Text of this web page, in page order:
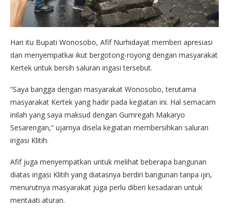
Hari itu Bupati Wonosobo, Afif Nurhidayat memberi apresiasi
dan menyempatkai ikut bergotong-royong dengan masyarakat
Kertek untuk bersih saluran irigasi tersebut.
“Saya bangga dengan masyarakat Wonosobo, terutama
masyarakat Kertek yang hadir pada kegiatan ini. Hal semacam
inilah yang saya maksud dengan Gumregah Makaryo
Sesarengan,” ujarnya disela kegiatan membersihkan saluran
irigasi Klitih.
Afif juga menyempatkan untuk melihat beberapa bangunan
diatas irigasi Klitih yang diatasnya berdiri bangunan tanpa ijin,
menurutnya masyarakat juga perlu diberi kesadaran untuk
mentaati aturan.